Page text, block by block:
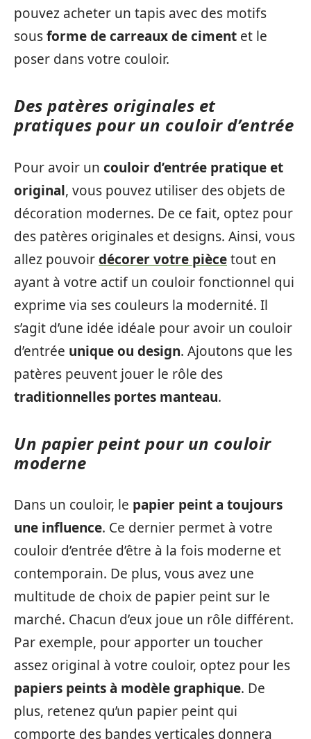
pouvez acheter un tapis avec des motifs
sousforme de carreaux de ciment et le
poser dans votre couloir.
Des patères originales et
pratiques pour un couloir d’entrée
Pour avoir un couloir d’entrée pratique et
original, vous pouvez utiliser des objets de
décoration modernes. De ce fait, optez pour
des patères originales et designs. Ainsi, vous
allez pouvoirdécorer votre piècetout en
ayant à votre actif un couloir fonctionnel qui
exprime via ses couleurs la modernité. Il
s’agit d’une idée idéale pour avoir un couloir
d’entrée unique ou design. Ajoutons que les
patères peuvent jouer le rôle des
traditionnelles portes manteau.
Un papier peint pour un couloir
moderne
Dans un couloir, le papier peint a toujours
une influence. Ce dernier permet à votre
couloir d’entrée d’être à la fois moderne et
contemporain. De plus, vous avez une
multitude de choix de papier peint sur le
marché. Chacun d’eux joue un rôle différent.
Par exemple, pour apporter un toucher
assez original à votre couloir, optez pour les
papiers peints à modèle graphique. De
plus, retenez qu’un papier peint qui
comporte des bandes verticales donnera